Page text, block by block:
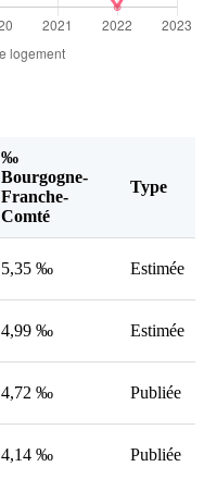
‰
Bourgogne-
Franche-
Comté
Type
5,35 ‰ Estimée
4,99 ‰ Estimée
4,72 ‰ Publiée
4,14 ‰ Publiée